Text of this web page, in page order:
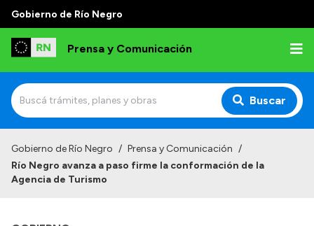
Gobierno de Río Negro
Prensa y Comunicación
Buscar
Institucional
Gobierno de Río Negro / Prensa y Comunicación /
Río Negro avanza a paso firme la conformación de la
Agencia de Turismo